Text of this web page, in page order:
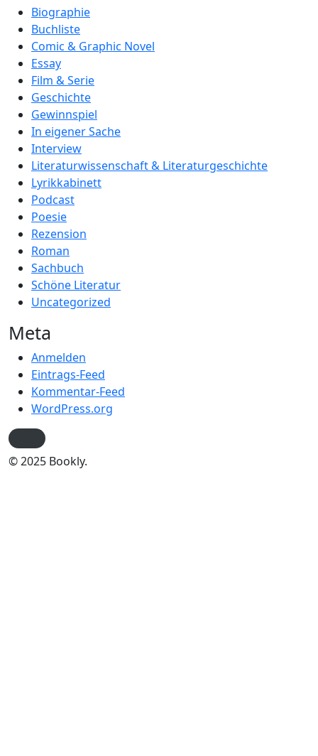
Biographie
Buchliste
Comic & Graphic Novel
Essay
Film & Serie
Geschichte
Gewinnspiel
In eigener Sache
Interview
Literaturwissenschaft & Literaturgeschichte
Lyrikkabinett
Podcast
Poesie
Rezension
Roman
Sachbuch
Schöne Literatur
Uncategorized
Meta
Anmelden
Eintrags-Feed
Kommentar-Feed
WordPress.org
© 2025 Bookly.